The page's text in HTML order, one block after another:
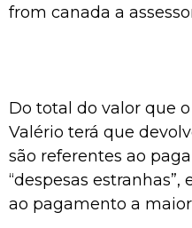
from canada a
Do total do valor que
Valério terá que
são referentes ao
“despesas estranhas”,
ao pagamento a